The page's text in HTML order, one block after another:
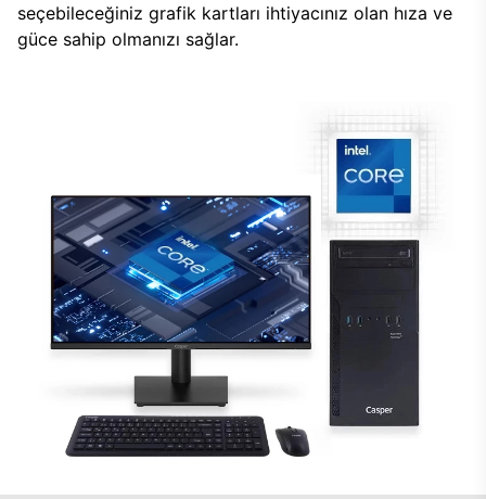
seçebileceğiniz grafik kartları ihtiyacınız olan hıza ve
güce sahip olmanızı sağlar.